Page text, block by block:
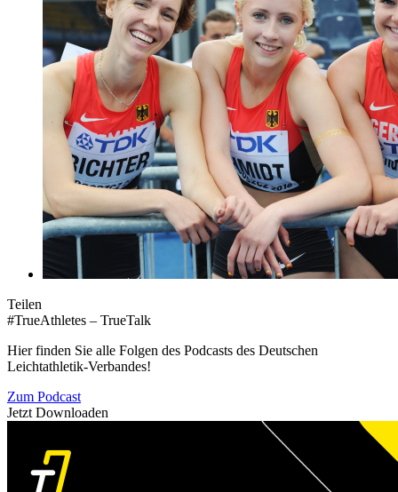
Teilen
#TrueAthletes – TrueTalk
Hier finden Sie alle Folgen des Podcasts des Deutschen
Leichtathletik-Verbandes!
Zum Podcast
Jetzt Downloaden